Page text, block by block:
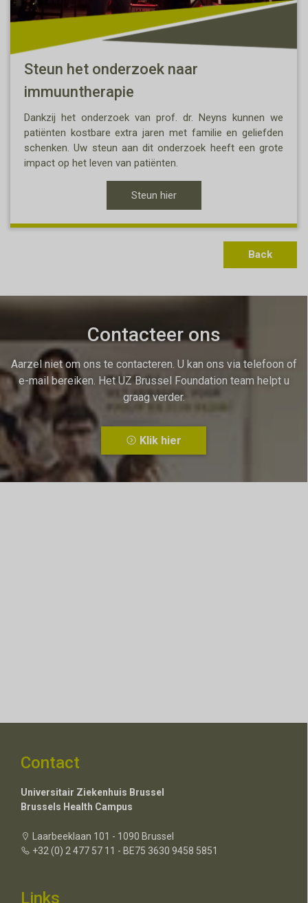
Steun het onderzoek naar
immuuntherapie
Dankzij het onderzoek van prof. dr. Neyns kunnen we
patiënten kostbare extra jaren met familie en geliefden
schenken. Uw steun aan dit onderzoek heeft een grote
impact op het leven van patiënten.
Steun hier
Back
Contacteer ons
Aarzel niet om ons te contacteren. U kan ons via telefoon of
e-mail bereiken. Het UZ Brussel Foundation team helpt u
graag verder.
Klik hier
Contact
Universitair Ziekenhuis Brussel
Brussels Health Campus
Laarbeeklaan 101 - 1090 Brussel
+32 (0) 2 477 57 11 - BE75 3630 9458 5851
Links